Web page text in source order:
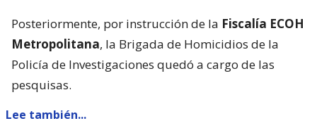
Posteriormente, por instrucción de la Fiscalía ECOH
Metropolitana, la Brigada de Homicidios de la
Policía de Investigaciones quedó a cargo de las
pesquisas.
Lee también...